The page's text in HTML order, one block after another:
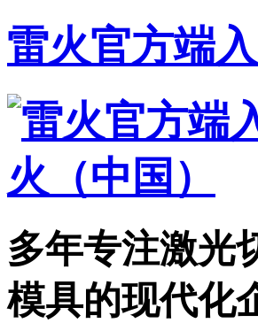
雷火官方端
多年专注激光
模具的现代化